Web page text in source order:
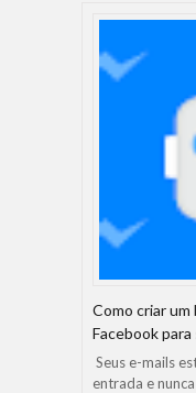
Como criar
Facebook
Seus e-mails
entrada e